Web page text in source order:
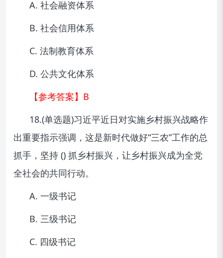
A. 社会融资体系
B. 社会信用体系
C. 法制教育体系
D. 公共文化体系
【参考答案】B
18.(单选题)习近平近日对实施乡村振兴战略作
出重要指示强调，这是新时代做好“三农”工作的总
抓手，坚持 () 抓乡村振兴，让乡村振兴成为全党
全社会的共同行动。
A. 一级书记
B. 三级书记
C. 四级书记